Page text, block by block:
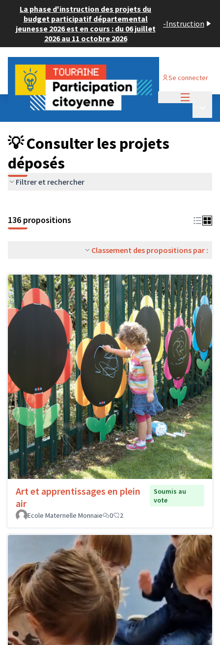
La phase d'instruction des projets du
budget participatif départemental
jeunesse 2026 est en cours : du 06 juillet
2026 au 11 octobre 2026
-Instruction
Se connecter
Budget Participatif JEUNESSE 2024
💡 Consulter les projets déposés
💡 Consulter les projets
déposés
Filtrer et rechercher
136 propositions
Classement des propositions par :
Art et apprentissages en plein
air
Soumis au
vote
Ecole Maternelle Monnaie
0 2